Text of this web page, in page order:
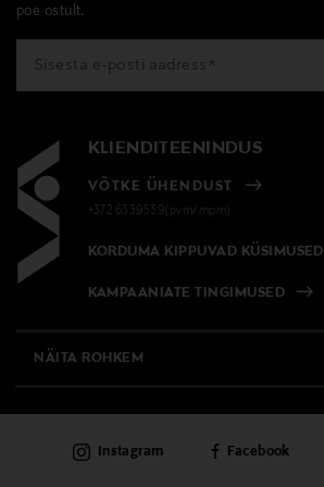
poe ostult.
KLIENDITEENINDUS
VÕTKE ÜHENDUST
+372 6339539(pvm/mpm)
KORDUMA KIPPUVAD KÜSIMUSED
KAMPAANIATE TINGIMUSED
NÄITA ROHKEM
PÜSIKLIENDITEENINDUS
Instagram Facebook